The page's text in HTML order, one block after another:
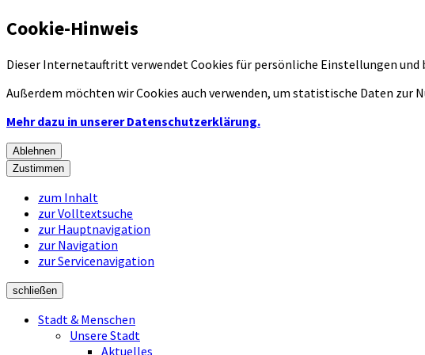
Cookie-Hinweis
Dieser Internetauftritt verwendet Cookies für persönliche Einstellungen und
Außerdem möchten wir Cookies auch verwenden, um statistische Daten
Mehr dazu in unserer Datenschutzerklärung.
Ablehnen
Zustimmen
zum Inhalt
zur Volltextsuche
zur Hauptnavigation
zur Navigation
zur Servicenavigation
schließen
Stadt & Menschen
Unsere Stadt
Aktuelles